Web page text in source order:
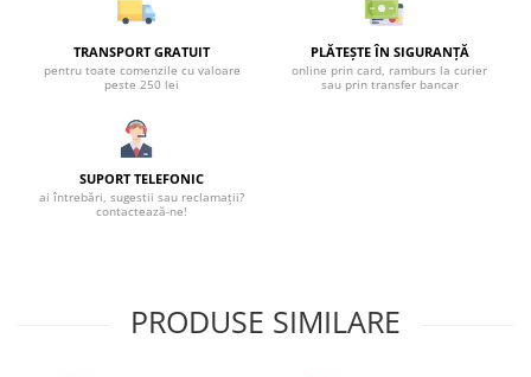
TRANSPORT GRATUIT
pentru toate comenzile cu valoare
peste 250 lei
PLĂTEȘTE ÎN SIGURANȚĂ
online prin card, ramburs la curier
sau prin transfer bancar
SUPORT TELEFONIC
ai întrebări, sugestii sau reclamații?
contactează-ne!
PRODUSE SIMILARE